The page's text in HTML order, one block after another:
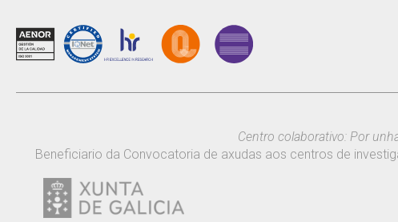
Centro colaborativo: Por
Beneficiario da Convocatoria de axudas aos centros de